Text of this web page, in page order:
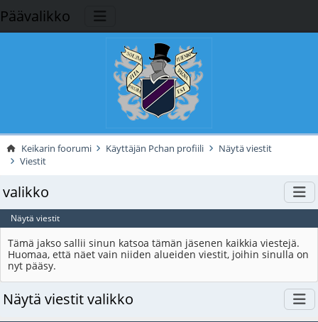
Päävalikko
Keikarin foorumi Käyttäjän Pchan profiili
Näytä viestit
Viestit
valikko
Näytä viestit
Tämä jakso sallii sinun katsoa tämän jäsenen kaikkia viestejä.
Huomaa, että näet vain niiden alueiden viestit, joihin sinulla on
nyt pääsy.
Näytä viestit valikko